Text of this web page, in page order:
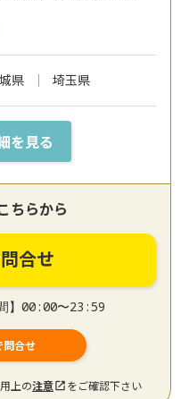
県 埼玉県
を見る
ちらから
合せ
間】00:00〜23:59
問合せ
上の注意 をご確認下さい